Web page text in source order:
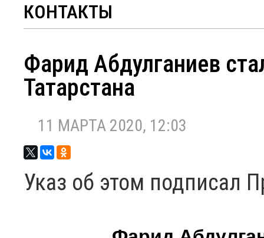
КОНТАКТЫ
Фарид Абдулганиев
Татарстана
11 МАРТА 2020, 12:03
Указ об этом подписал